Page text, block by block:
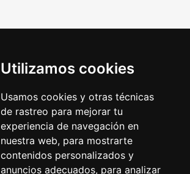
Utilizamos cookies
Usamos cookies y otras técnicas
de rastreo para mejorar tu
experiencia de navegación en
nuestra web, para mostrarte
contenidos personalizados y
anuncios adecuados, para analizar